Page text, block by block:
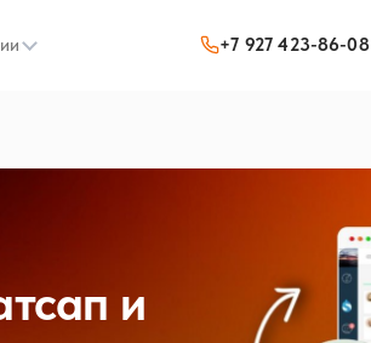
+7 927 423-86-08
и